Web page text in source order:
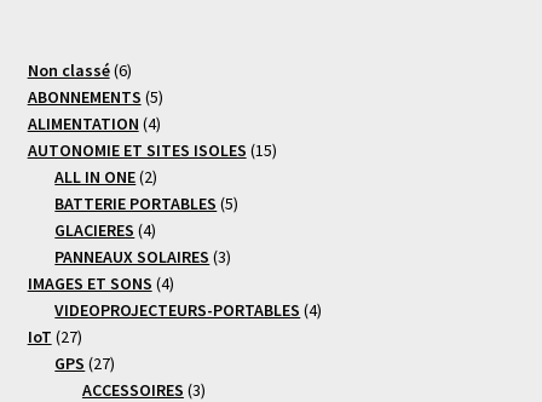
Non classé 66
produits
ABONNEMENTS 55
produits
ALIMENTATION 44
produits
AUTONOMIE ET SITES ISOLES 1515
ALL IN ONE 22
produits
BATTERIE PORTABLES 55
GLACIERES 44
produits
PANNEAUX SOLAIRES 33
IMAGES ET SONS 44
produits
VIDEOPROJECTEURS-PORTABLES 44
IoT 2727
produits
GPS 2727
produits
ACCESSOIRES 33